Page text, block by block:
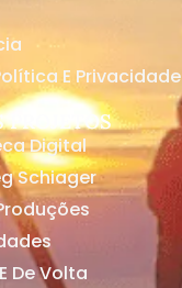
E Privacidade
PROJETOS
Digital
Schiager
De Volta